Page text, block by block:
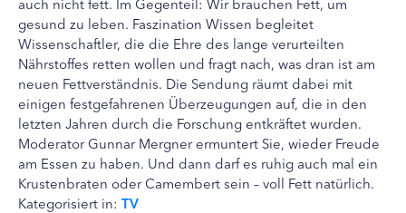
gesund zu leben. Faszination Wissen begleitet
Wissenschaftler, die die Ehre des lange verurteilten
Nährstoffes retten wollen und fragt nach, was dran ist am
neuen Fettverständnis. Die Sendung räumt dabei mit
einigen festgefahrenen Überzeugungen auf, die in den
letzten Jahren durch die Forschung entkräftet wurden.
Moderator Gunnar Mergner ermuntert Sie, wieder Freude
am Essen zu haben. Und dann darf es ruhig auch mal ein
Krustenbraten oder Camembert sein – voll Fett natürlich.
Kategorisiert in: TV